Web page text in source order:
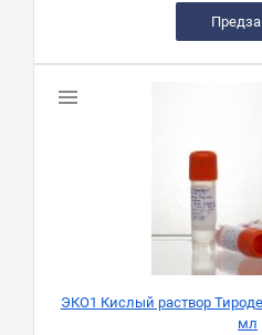
ЭКО1 Кислый раствор
мл